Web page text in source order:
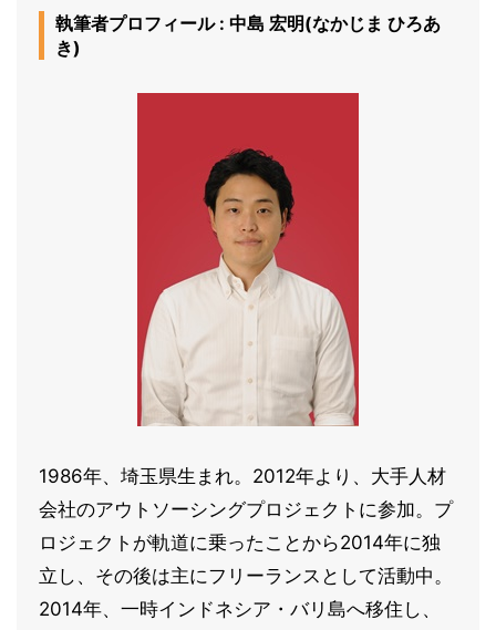
執筆者プロフィール : 中島 宏明(なかじま ひろあ
き)
1986年、埼玉県生まれ。2012年より、大手人材
会社のアウトソーシングプロジェクトに参加。プ
ロジェクトが軌道に乗ったことから2014年に独
立し、その後は主にフリーランスとして活動中。
2014年、一時インドネシア・バリ島へ移住し、